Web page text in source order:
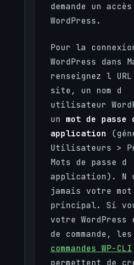
demande un
WordPress.
Pour la
WordPress dans
renseignez l
site, un nom d
utilisateur
un mot de passe
application
Utilisateurs >
Mots de passe d
application). N
jamais votre mot
principal. Si
votre
de commande, les
commandes WP-CLI
permettent de